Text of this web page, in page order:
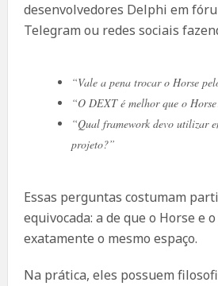
desenvolvedores Delphi em
Telegram ou redes sociais
“Vale a pena trocar o Horse
“O DEXT é melhor que o
“Qual framework devo utilizar
projeto?”
Essas perguntas costumam
equivocada: a de que o Horse e
exatamente o mesmo espaço.
Na prática, eles possuem